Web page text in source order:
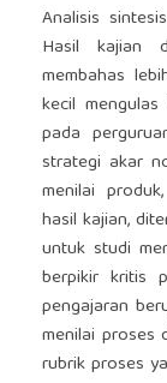
Analisis
Hasil kajian
membahas
kecil
pada
strategi akar
menilai
hasil kajian,
untuk studi
berpikir kritis
pengajaran
menilai proses
rubrik proses